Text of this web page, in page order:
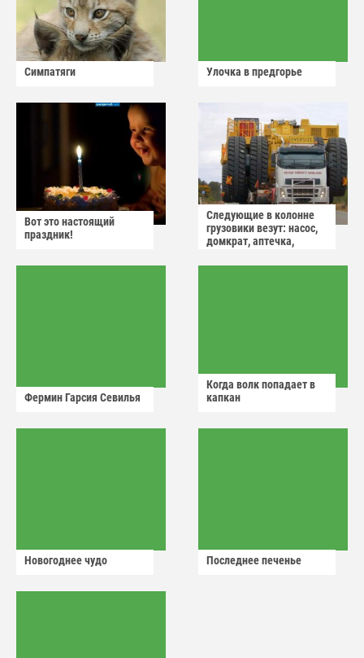
Симпатяги Улочка в предгорье
Вот это настоящий
праздник!
Следующие в колонне
грузовики везут: насос,
домкрат, аптечка,
Фермин Гарсия Севилья
Когда волк попадает в
капкан
Новогоднее чудо Последнее печенье